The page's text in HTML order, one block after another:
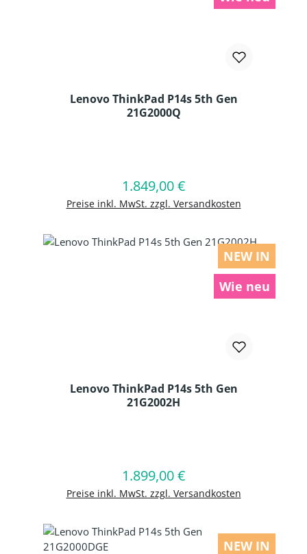
Lenovo ThinkPad P14s 5th Gen
21G2000Q
Regulärer Preis:
1.849,00 €
Preise inkl. MwSt. zzgl. Versandkosten
In den Warenkorb
NEW IN
Wie neu
Lenovo ThinkPad P14s 5th Gen
21G2002H
Regulärer Preis:
1.899,00 €
Preise inkl. MwSt. zzgl. Versandkosten
In den Warenkorb
NEW IN